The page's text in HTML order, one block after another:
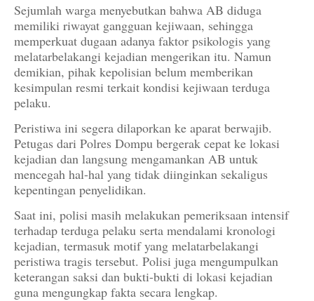
Sejumlah warga menyebutkan bahwa AB diduga
memiliki riwayat gangguan kejiwaan, sehingga
memperkuat dugaan adanya faktor psikologis yang
melatarbelakangi kejadian mengerikan itu. Namun
demikian, pihak kepolisian belum memberikan
kesimpulan resmi terkait kondisi kejiwaan terduga
pelaku.
Peristiwa ini segera dilaporkan ke aparat berwajib.
Petugas dari Polres Dompu bergerak cepat ke lokasi
kejadian dan langsung mengamankan AB untuk
mencegah hal-hal yang tidak diinginkan sekaligus
kepentingan penyelidikan.
Saat ini, polisi masih melakukan pemeriksaan intensif
terhadap terduga pelaku serta mendalami kronologi
kejadian, termasuk motif yang melatarbelakangi
peristiwa tragis tersebut. Polisi juga mengumpulkan
keterangan saksi dan bukti-bukti di lokasi kejadian
guna mengungkap fakta secara lengkap.